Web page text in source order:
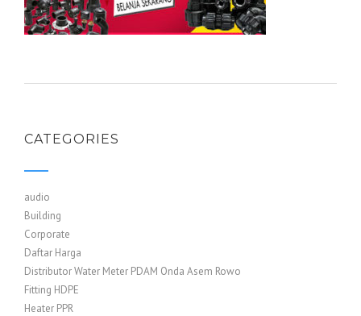
CATEGORIES
audio
Building
Corporate
Daftar Harga
Distributor Water Meter PDAM Onda Asem Rowo
Fitting HDPE
Heater PPR